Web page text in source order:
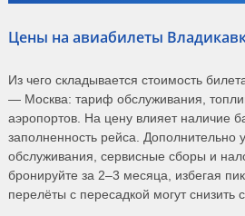
Цены на авиабилеты
Из чего складывается стоимость
— Москва: тариф обслуживания,
аэропортов. На цену влияет наличие
заполненность рейса. Дополнительно
обслуживания, сервисные сборы и
бронируйте за 2–3 месяца, избегая
перелёты с пересадкой могут снизить